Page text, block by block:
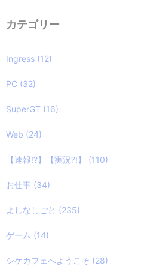
カテゴリー
Ingress (12)
PC (32)
SuperGT (16)
Web (24)
【速報!?】【実況?!】 (110)
お仕事 (34)
よしなしごと (235)
ゲーム (14)
シケカフェへようこそ (28)